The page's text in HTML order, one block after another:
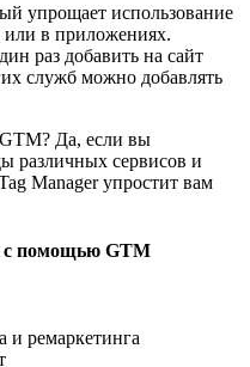
упрощает использование
или в приложениях.
раз добавить на сайт
служб можно добавлять
Да, если вы
различных сервисов и
Manager упростит вам
с помощью GTM
и ремаркетинга